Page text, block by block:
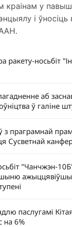
у
і
ракету-носьбіт
аб
ў галіне
з праграмнай
Сусветнай
"Чанчжэн-
ажыццявіўшы
паслугамі
на 6%